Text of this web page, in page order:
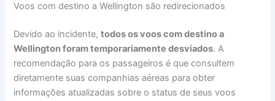
Voos com destino a Wellington são redirecionados
Devido ao incidente,todos os voos com destino a
Wellington foram temporariamente desviados. A
recomendação para os passageiros é que consultem
diretamente suas companhias aéreas para obter
informações atualizadas sobre o status de seus voos